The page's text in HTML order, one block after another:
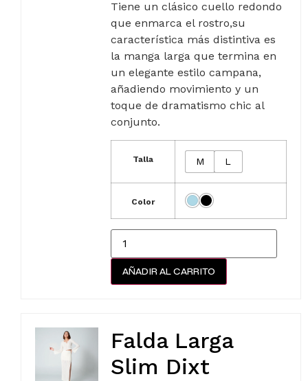
Tiene un clásico cuello redondo
que enmarca el rostro,su
característica más distintiva es
la manga larga que termina en
un elegante estilo campana,
añadiendo movimiento y un
toque de dramatismo chic al
conjunto.
Talla M L
Color
AÑADIR AL CARRITO
Falda Larga
Slim Dixt